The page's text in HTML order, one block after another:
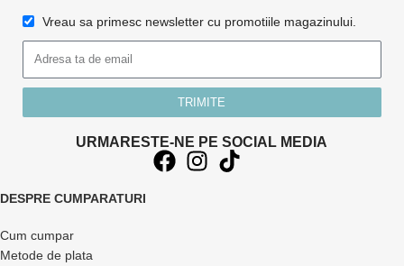
Vreau sa primesc newsletter cu promotiile magazinului.
TRIMITE
URMARESTE-NE PE SOCIAL MEDIA
DESPRE CUMPARATURI
Cum cumpar
Metode de plata